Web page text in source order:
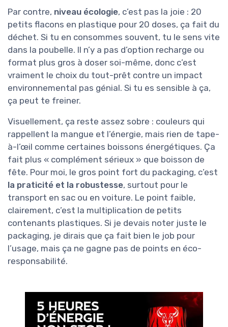
Par contre, niveau écologie, c’est pas la joie : 20
petits flacons en plastique pour 20 doses, ça fait du
déchet. Si tu en consommes souvent, tu le sens vite
dans la poubelle. Il n’y a pas d’option recharge ou
format plus gros à doser soi-même, donc c’est
vraiment le choix du tout-prêt contre un impact
environnemental pas génial. Si tu es sensible à ça,
ça peut te freiner.
Visuellement, ça reste assez sobre : couleurs qui
rappellent la mangue et l’énergie, mais rien de tape-
à-l’œil comme certaines boissons énergétiques. Ça
fait plus « complément sérieux » que boisson de
fête. Pour moi, le gros point fort du packaging, c’est
la praticité et la robustesse, surtout pour le
transport en sac ou en voiture. Le point faible,
clairement, c’est la multiplication de petits
contenants plastiques. Si je devais noter juste le
packaging, je dirais que ça fait bien le job pour
l’usage, mais ça ne gagne pas de points en éco-
responsabilité.